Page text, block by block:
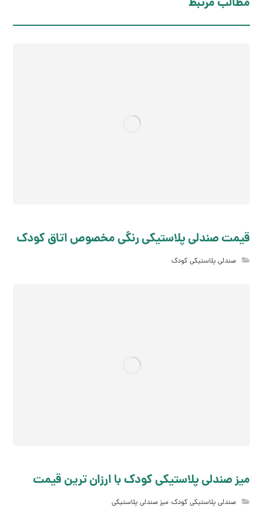
قیمت صندلی پلاستیکی رنگی مخصوص اتاق کودک
صندلی پلاستیکی کودک
میز صندلی پلاستیکی کودک با ارزان ترین قیمت
صندلی پلاستیکی کودک,میز صندلی پلاستیکی